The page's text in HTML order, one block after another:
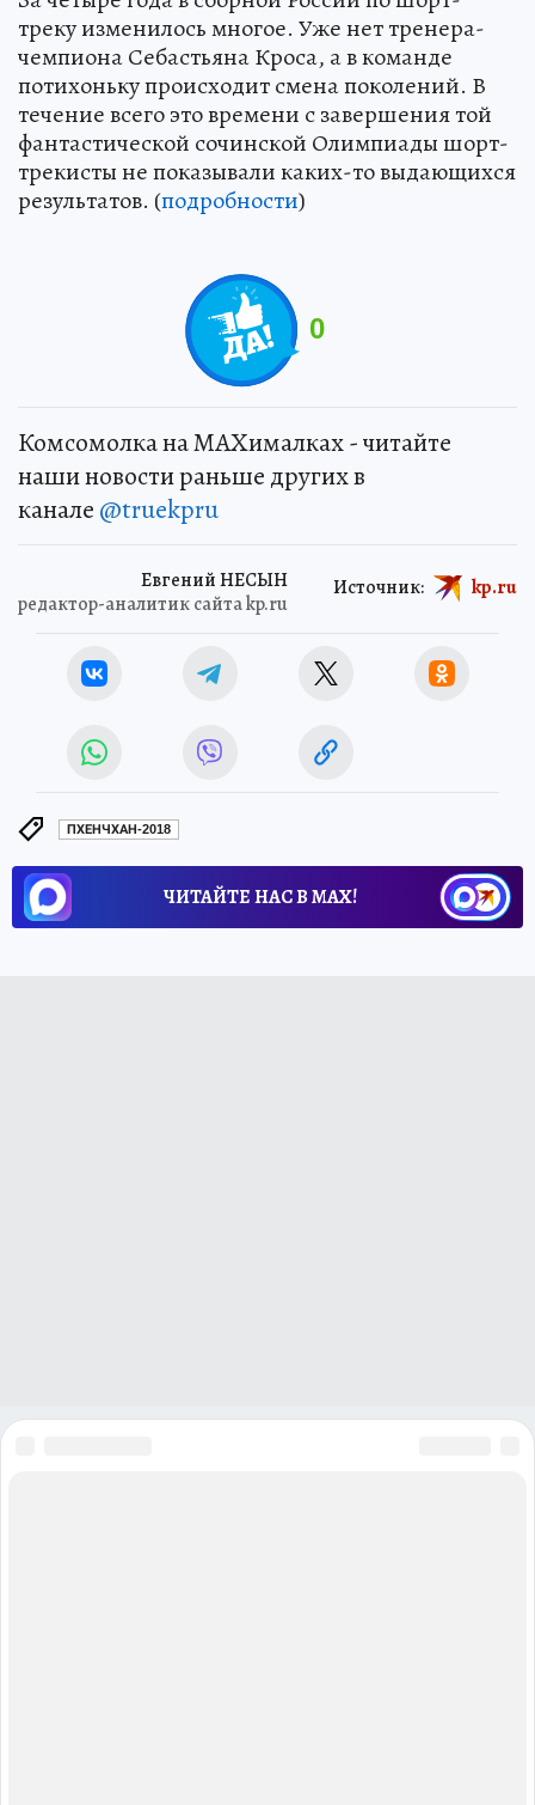
треку изменилось многое. Уже нет тренера-
чемпиона Себастьяна Кроса, а в команде
потихоньку происходит смена поколений. В
течение всего это времени с завершения той
фантастической сочинской Олимпиады шорт-
трекисты не показывали каких-то выдающихся
результатов. (подробности)
0
Комсомолка на MAXималках - читайте
наши новости раньше других в
канале @truekpru
Евгений НЕСЫН
редактор-аналитик сайта kp.ru
Источник: kp.ru
ПХЕНЧХАН-2018
ЧИТАЙТЕ НАС В МАХ!